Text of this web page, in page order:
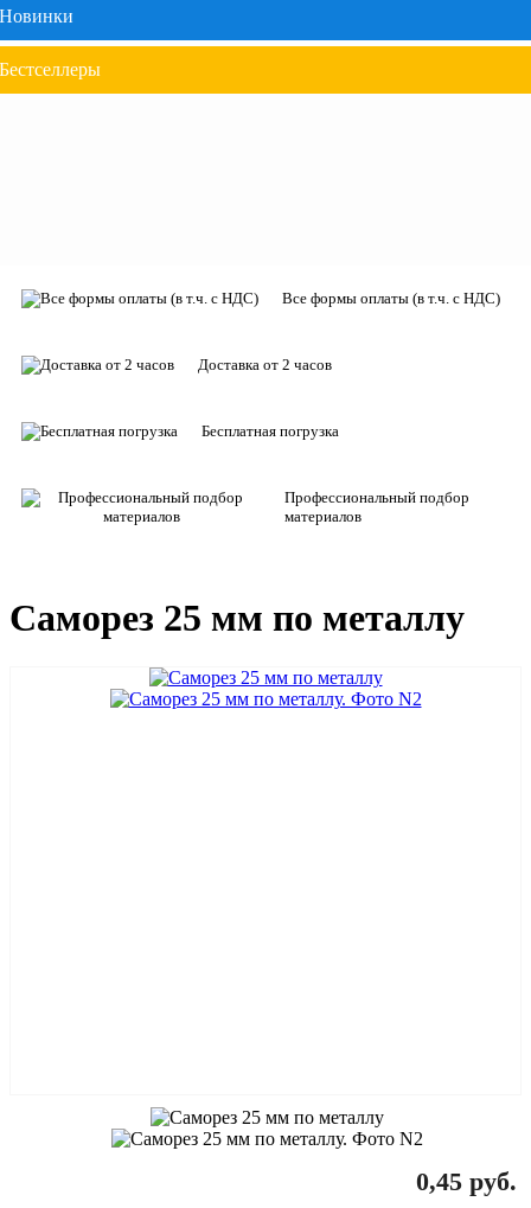
Новинки
Бестселлеры
Все формы оплаты (в т.ч. с НДС)
Доставка от 2 часов
Бесплатная погрузка
Профессиональный подбор
материалов
Саморез 25 мм по металлу
0,45 руб.